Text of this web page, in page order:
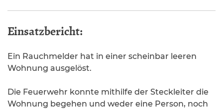
Einsatzbericht:
Ein Rauchmelder hat in einer scheinbar leeren
Wohnung ausgelöst.
Die Feuerwehr konnte mithilfe der Steckleiter die
Wohnung begehen und weder eine Person, noch